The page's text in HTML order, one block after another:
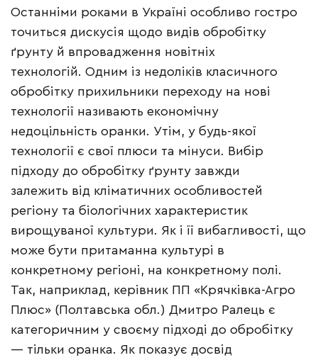
Останніми роками в Україні особливо гостро
точиться дискусія щодо видів обробітку
ґрунту й впровадження новітніх
технологій. Одним із недоліків класичного
обробітку прихильники переходу на нові
технології називають економічну
недоцільність оранки. Утім, у будь-якої
технології є свої плюси та мінуси. Вибір
підходу до обробітку ґрунту завжди
залежить від кліматичних особливостей
регіону та біологічних характеристик
вирощуваної культури. Як і її вибагливості, що
може бути притаманна культурі в
конкретному регіоні, на конкретному полі.
Так, наприклад, керівник ПП «Крячківка-Агро
Плюс» (Полтавська обл.) Дмитро Ралець є
категоричним у своєму підході до обробітку
— тільки оранка. Як показує досвід